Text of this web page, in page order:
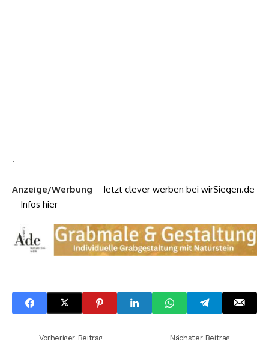
.
Anzeige/Werbung – Jetzt clever werben bei wirSiegen.de
– Infos hier
Vorheriger Beitrag Nächster Beitrag